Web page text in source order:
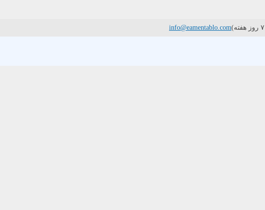
info@eamentablo.com